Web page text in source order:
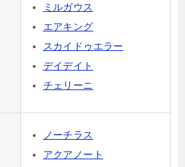
ミルガウス
エアキング
スカイドゥエラー
デイデイト
チェリーニ
ノーチラス
アクアノート